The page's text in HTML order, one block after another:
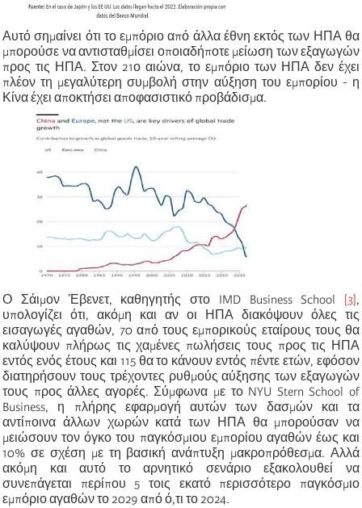
Αυτό σημαίνει ότι το εμπόριο από άλλα έθνη εκτός των ΗΠΑ θα
μπορούσε να αντισταθμίσει οποιαδήποτε μείωση των εξαγωγών
προς τις ΗΠΑ. Στον 21ο αιώνα, το εμπόριο των ΗΠΑ δεν έχει
πλέον τη μεγαλύτερη συμβολή στην αύξηση του εμπορίου - η
Κίνα έχει αποκτήσει αποφασιστικό προβάδισμα.
Ο Σάιμον Έβενετ, καθηγητής στο IMD Business School [3],
υπολογίζει ότι, ακόμη και αν οι ΗΠΑ διακόψουν όλες τις
εισαγωγές αγαθών, 70 από τους εμπορικούς εταίρους τους θα
καλύψουν πλήρως τις χαμένες πωλήσεις τους προς τις ΗΠΑ
εντός ενός έτους και 115 θα το κάνουν εντός πέντε ετών, εφόσον
διατηρήσουν τους τρέχοντες ρυθμούς αύξησης των εξαγωγών
τους προς άλλες αγορές. Σύμφωνα με το NYU Stern School of
Business, η πλήρης εφαρμογή αυτών των δασμών και τα
αντίποινα άλλων χωρών κατά των ΗΠΑ θα μπορούσαν να
μειώσουν τον όγκο του παγκόσμιου εμπορίου αγαθών έως και
10% σε σχέση με τη βασική ανάπτυξη μακροπρόθεσμα. Αλλά
ακόμη και αυτό το αρνητικό σενάριο εξακολουθεί να
συνεπάγεται περίπου 5 τοις εκατό περισσότερο παγκόσμιο
εμπόριο αγαθών το 2029 από ό,τι το 2024.